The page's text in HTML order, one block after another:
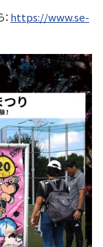
https://www.se-